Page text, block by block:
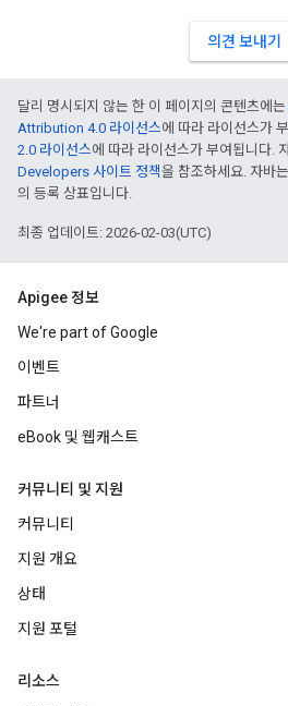
의견 보내기
달리 명시되지 않는 한 이 페이지의 콘텐츠에는
Attribution 4.0 라이선스에 따라 라이선스가
2.0 라이선스에 따라 라이선스가 부여됩니다.
Developers 사이트 정책을 참조하세요. 자바
의 등록 상표입니다.
최종 업데이트: 2026-02-03(UTC)
Apigee 정보
We're part of Google
이벤트
파트너
eBook 및 웹캐스트
커뮤니티 및 지원
커뮤니티
지원 개요
상태
지원 포털
리소스